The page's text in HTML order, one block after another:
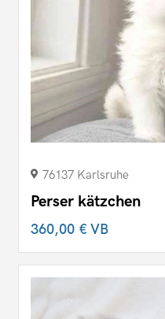
76137 Karlsruhe
Perser kätzchen
360,00 €VB